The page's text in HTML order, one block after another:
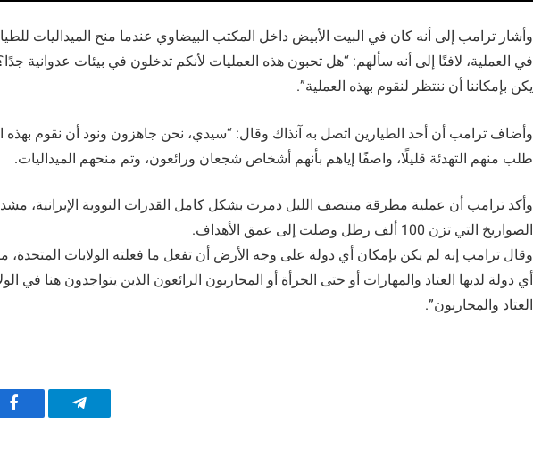
وأشار ترامب إلى أنه كان في البيت الأبيض داخل المكتب البيضاوي عندما منح الميداليات
في العملية، لافتًا إلى أنه سألهم: “هل تحبون هذه العمليات لأنكم تدخلون في بيئات عدوانية
يكن بإمكاننا أن ننتظر لنقوم بهذه العملية”.
وأضاف ترامب أن أحد الطيارين اتصل به آنذاك وقال: “سيدي، نحن جاهزون ونود أن نقوم بهذه
طلب منهم التهدئة قليلًا، واصفًا إياهم بأنهم أشخاص شجعان ورائعون، وتم منحهم الميداليات.
وأكد ترامب أن عملية مطرقة منتصف الليل دمرت بشكل كامل القدرات النووية الإيرانية،
الصواريخ التي تزن 100 ألف رطل وصلت إلى عمق الأهداف.
وقال ترامب إنه لم يكن بإمكان أي دولة على وجه الأرض أن تفعل ما فعلته الولايات المتحدة،
أي دولة لديها العتاد والمهارات أو حتى الجرأة أو المحاربون الرائعون الذين يتواجدون هنا في
العتاد والمحاربون”.
تيلقرام